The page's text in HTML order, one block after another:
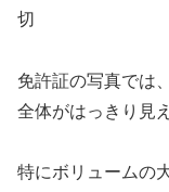
切
免許証の写真では
全体がはっきり見
特にボリュームの